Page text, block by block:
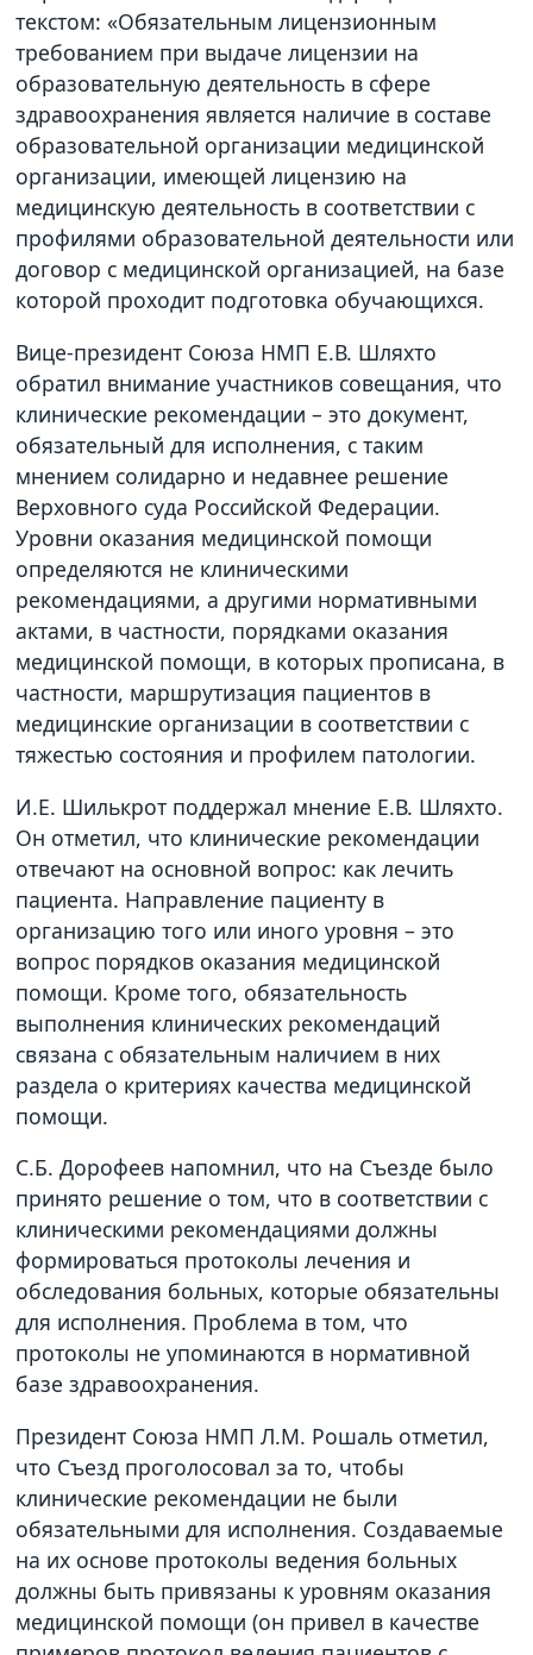
текстом: «Обязательным лицензионным
требованием при выдаче лицензии на
образовательную деятельность в сфере
здравоохранения является наличие в составе
образовательной организации медицинской
организации, имеющей лицензию на
медицинскую деятельность в соответствии с
профилями образовательной деятельности или
договор с медицинской организацией, на базе
которой проходит подготовка обучающихся.
Вице-президент Союза НМП Е.В. Шляхто
обратил внимание участников совещания, что
клинические рекомендации – это документ,
обязательный для исполнения, с таким
мнением солидарно и недавнее решение
Верховного суда Российской Федерации.
Уровни оказания медицинской помощи
определяются не клиническими
рекомендациями, а другими нормативными
актами, в частности, порядками оказания
медицинской помощи, в которых прописана, в
частности, маршрутизация пациентов в
медицинские организации в соответствии с
тяжестью состояния и профилем патологии.
И.Е. Шилькрот поддержал мнение Е.В. Шляхто.
Он отметил, что клинические рекомендации
отвечают на основной вопрос: как лечить
пациента. Направление пациенту в
организацию того или иного уровня – это
вопрос порядков оказания медицинской
помощи. Кроме того, обязательность
выполнения клинических рекомендаций
связана с обязательным наличием в них
раздела о критериях качества медицинской
помощи.
С.Б. Дорофеев напомнил, что на Съезде было
принято решение о том, что в соответствии с
клиническими рекомендациями должны
формироваться протоколы лечения и
обследования больных, которые обязательны
для исполнения. Проблема в том, что
протоколы не упоминаются в нормативной
базе здравоохранения.
Президент Союза НМП Л.М. Рошаль отметил,
что Съезд проголосовал за то, чтобы
клинические рекомендации не были
обязательными для исполнения. Создаваемые
на их основе протоколы ведения больных
должны быть привязаны к уровням оказания
медицинской помощи (он привел в качестве